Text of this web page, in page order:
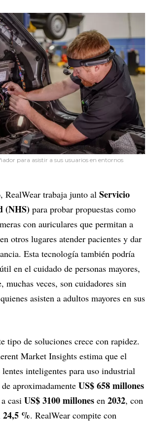
para asistir a sus usuarios en entornos
RealWear trabaja junto al Servicio
(NHS) para probar propuestas como
con auriculares que permitan a
otros lugares atender pacientes y dar
Esta tecnología también podría
en el cuidado de personas mayores,
muchas veces, son cuidadores sin
asisten a adultos mayores en sus
tipo de soluciones crece con rapidez.
Market Insights estima que el
inteligentes para uso industrial
aproximadamente US$ 658 millones
casi US$ 3100 millones en 2032, con
24,5 %. RealWear compite con